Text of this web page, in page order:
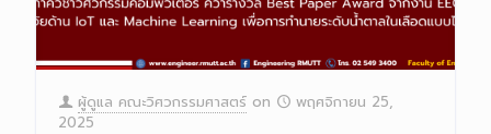
ผู้ดูแล คณะวิศวกรรมศาสตร์ on
พฤศจิกายน 25,
2025